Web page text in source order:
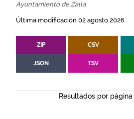
Ayuntamiento de Zalla
Última modificación 02 agosto 2026
ZIP CSV
JSON TSV
Resultados por página